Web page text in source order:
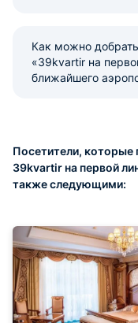
Как можно
«39kvartir на
ближайшего
Посетители,
39kvartir на первой
также следующими: